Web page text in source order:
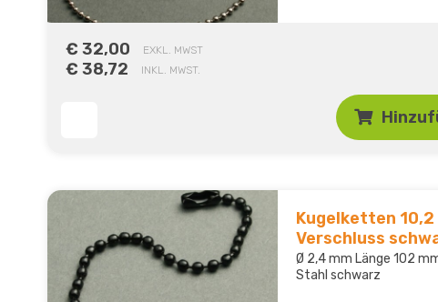
€ 32,00 EXKL. MWST
€ 38,72 INKL. MWST.
Kugelketten
Verschluss
Ø 2,4 mm Länge 102
Stahl schwarz